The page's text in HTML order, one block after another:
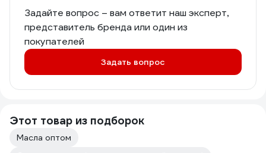
Задайте вопрос – вам ответит наш эксперт,
представитель бренда или один из
покупателей
Задать вопрос
Этот товар из подборок
Масла оптом